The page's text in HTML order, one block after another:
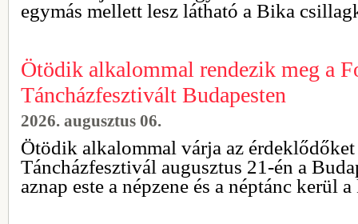
egymás mellett lesz látható a Bika
Ötödik alkalommal rendezik meg a
Táncházfesztivált Budapesten
2026. augusztus 06.
Ötödik alkalommal várja az
Táncházfesztivál augusztus 21-én a
aznap este a népzene és a néptánc kerül